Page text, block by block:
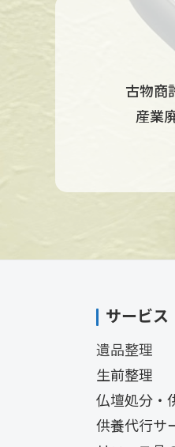
古物商
産業
サービス
遺品整理
生前整理
仏壇処分・
供養代行サ